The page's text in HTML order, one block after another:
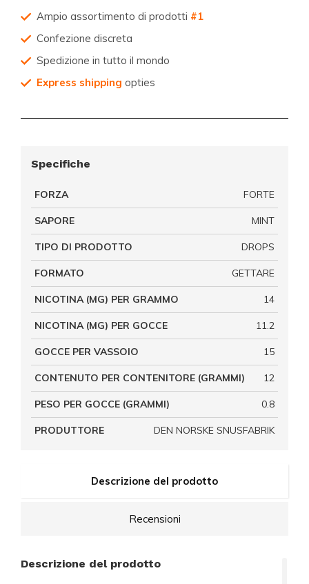
Ampio assortimento di prodotti #1
Confezione discreta
Spedizione in tutto il mondo
Express shipping opties
Descrizione del prodotto
Recensioni
Descrizione del prodotto
Specifiche
FORZA FORTE
SAPORE MINT
TIPO DI PRODOTTO DROPS
FORMATO GETTARE
NICOTINA (MG) PER GRAMMO 14
NICOTINA (MG) PER GOCCE 11.2
GOCCE PER VASSOIO 15
CONTENUTO PER CONTENITORE (GRAMMI) 12
PESO PER GOCCE (GRAMMI) 0.8
PRODUTTORE DEN NORSKE SNUSFABRIK